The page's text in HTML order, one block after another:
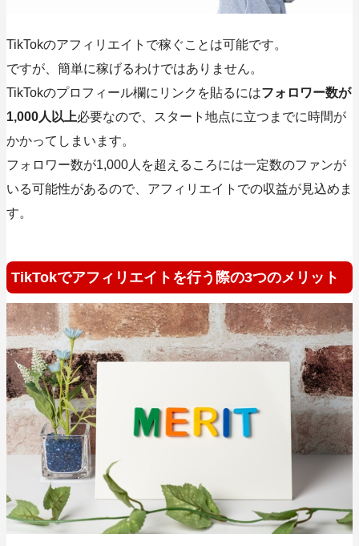
TikTokのアフィリエイトで稼ぐことは可能です。
ですが、簡単に稼げるわけではありません。
TikTokのプロフィール欄にリンクを貼るにはフォロワー数が
1,000人以上必要なので、スタート地点に立つまでに時間が
かかってしまいます。
フォロワー数が1,000人を超えるころには一定数のファンが
いる可能性があるので、アフィリエイトでの収益が見込めま
す。
TikTokでアフィリエイトを行う際の3つのメリット